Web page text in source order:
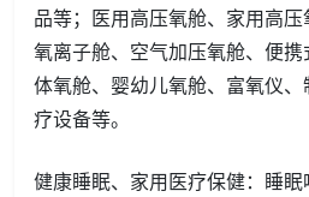
品等；医用高压氧舱、家用高
氧离子舱、空气加压氧舱、便
体氧舱、婴幼儿氧舱、富氧仪
疗设备等。
健康睡眠、家用医疗保健：睡眠